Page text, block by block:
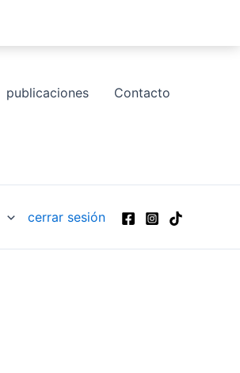
publicaciones Contacto
cerrar sesión